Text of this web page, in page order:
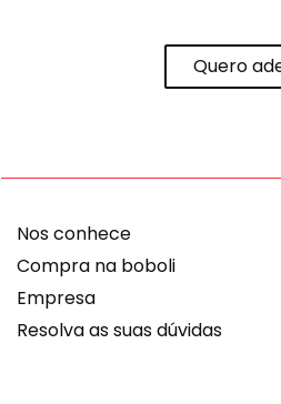
Quero
Nos conhece
Compra na boboli
Empresa
Resolva as suas dúvidas